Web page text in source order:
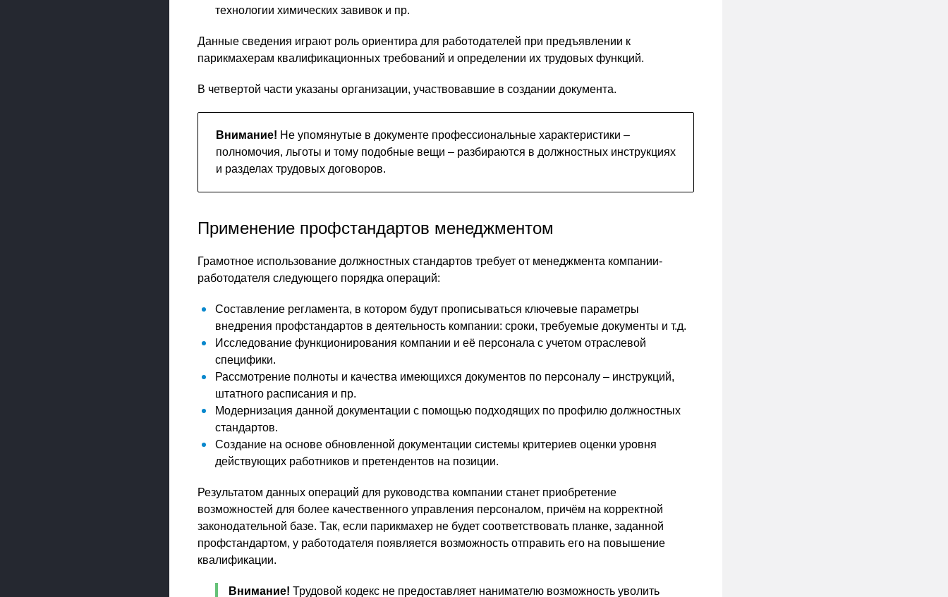
технологии химических завивок и пр.
Данные сведения играют роль ориентира для работодателей при предъявлении к
парикмахерам квалификационных требований и определении их трудовых функций.
В четвертой части указаны организации, участвовавшие в создании документа.
Внимание! Не упомянутые в документе профессиональные характеристики –
полномочия, льготы и тому подобные вещи – разбираются в должностных инструкциях
и разделах трудовых договоров.
Применение профстандартов менеджментом
Грамотное использование должностных стандартов требует от менеджмента компании-
работодателя следующего порядка операций:
Составление регламента, в котором будут прописываться ключевые параметры
внедрения профстандартов в деятельность компании: сроки, требуемые документы и т.д.
Исследование функционирования компании и её персонала с учетом отраслевой
специфики.
Рассмотрение полноты и качества имеющихся документов по персоналу – инструкций,
штатного расписания и пр.
Модернизация данной документации с помощью подходящих по профилю должностных
стандартов.
Создание на основе обновленной документации системы критериев оценки уровня
действующих работников и претендентов на позиции.
Результатом данных операций для руководства компании станет приобретение
возможностей для более качественного управления персоналом, причём на корректной
законодательной базе. Так, если парикмахер не будет соответствовать планке, заданной
профстандартом, у работодателя появляется возможность отправить его на повышение
квалификации.
Внимание! Трудовой кодекс не предоставляет нанимателю возможность уволить